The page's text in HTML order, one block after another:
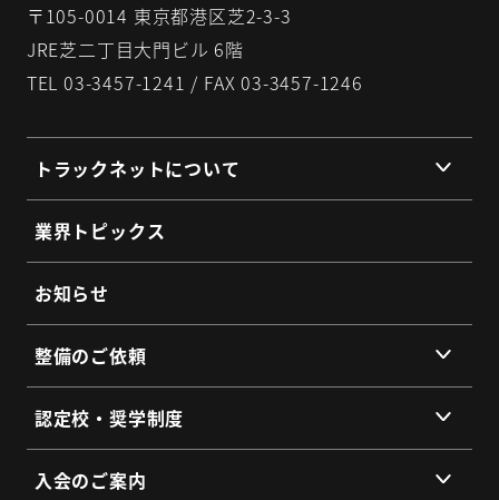
〒105-0014 東京都港区芝2-3-3
JRE芝二丁目大門ビル 6階
TEL 03-3457-1241 / FAX 03-3457-1246
トラックネットについて
組織理念
組織概要
代表挨拶
提携企業・団体一覧
総会・地区会・研修会
会員同士のネットワークづくり
SDGs宣言
業界トピックス
お知らせ
整備のご依頼
提供サービス
サービス拠点
よくあるご質問
認定校・奨学制度
認定校制度について
入会のご案内